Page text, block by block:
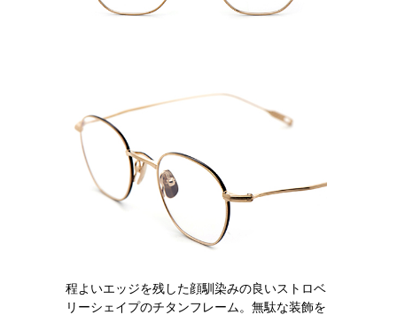
程よいエッジを残した顔馴染みの良いストロベ
リーシェイプのチタンフレーム。無駄な装飾を